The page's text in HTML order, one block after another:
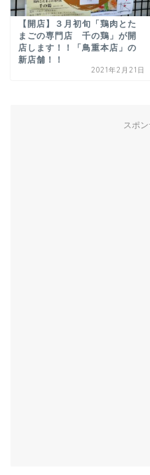
【開店】３月初旬「鶏肉とた
まごの専門店 千の鶏」が開
店します！！「鳥重本店」の
新店舗！！
2021年2月21日
スポ